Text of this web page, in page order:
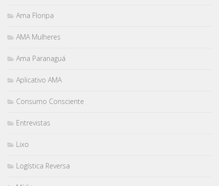
Ama Floripa
AMA Mulheres
Ama Paranaguá
Aplicativo AMA
Consumo Consciente
Entrevistas
Lixo
Logística Reversa